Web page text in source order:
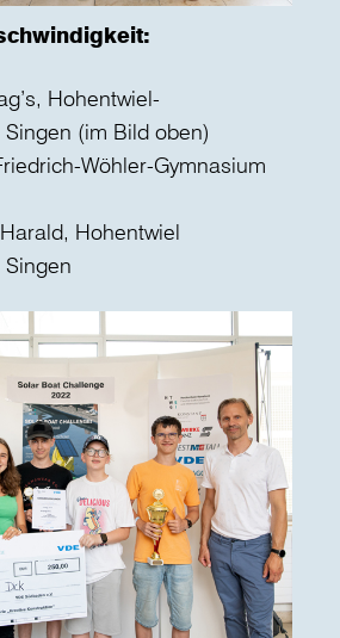
Hohentwiel-
(im Bild oben)
Wöhler-Gymnasium
Hohentwiel